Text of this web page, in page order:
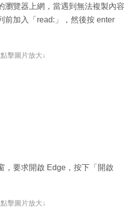
瀏覽器上網，當遇到無法複製內容
前加入「read:」，然後按 enter
點擊圖片放大↓
，要求開啟 Edge，按下「開啟
點擊圖片放大↓